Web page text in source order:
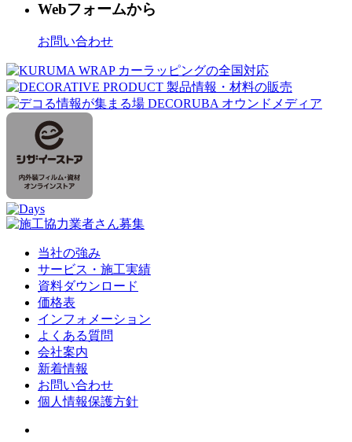
Webフォームから
お問い合わせ
当社の強み
サービス・施工実績
資料ダウンロード
価格表
インフォメーション
よくある質問
会社案内
新着情報
お問い合わせ
個人情報保護方針